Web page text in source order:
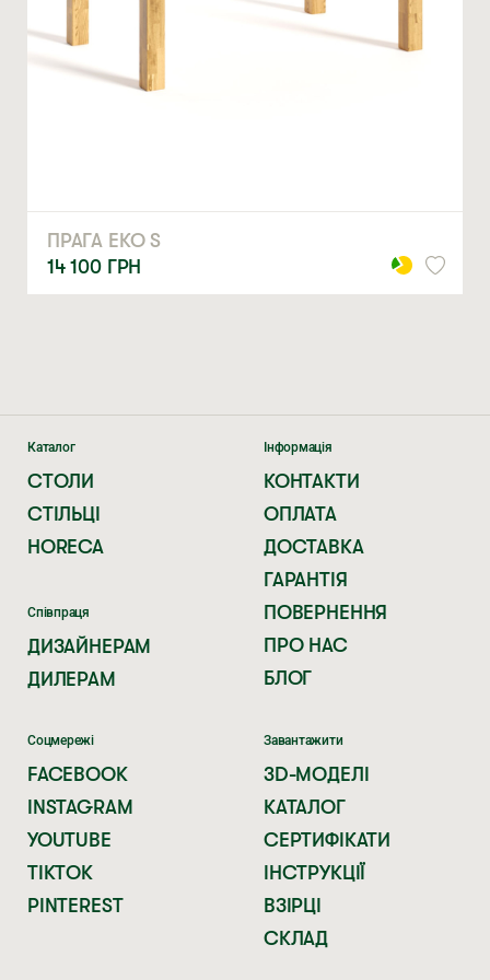
ПРАГА ЕКО S
14 100 ГРН
Каталог
СТОЛИ
СТІЛЬЦІ
HORECA
Співпраця
ДИЗАЙНЕРАМ
ДИЛЕРАМ
Інформація
КОНТАКТИ
ОПЛАТА
ДОСТАВКА
ГАРАНТІЯ
ПОВЕРНЕННЯ
ПРО НАС
БЛОГ
Соцмережі
FACEBOOK
INSTAGRAM
YOUTUBE
TIKTOK
PINTEREST
Завантажити
3D-МОДЕЛІ
КАТАЛОГ
СЕРТИФІКАТИ
ІНСТРУКЦІЇ
ВЗІРЦІ
СКЛАД
ЗАМОВИТИ